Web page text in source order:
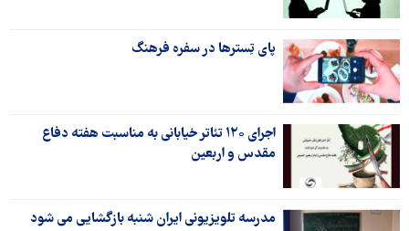
پای تِسترها در سفره فرهنگ
اجرای ۱۲۰ تئاتر خیابانی به مناسبت هفته دفاع
مقدس و اربعین
مدرسه تلویزیونی ایران شنبه بازگشایی می شود